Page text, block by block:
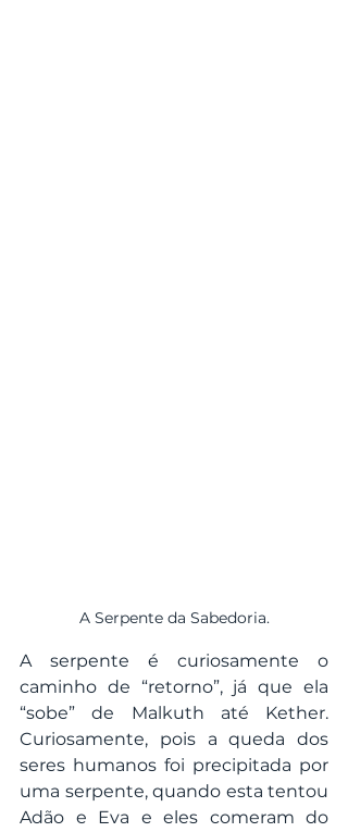
A Serpente da Sabedoria.
A serpente é curiosamente o
caminho de “retorno”, já que ela
“sobe” de Malkuth até Kether.
Curiosamente, pois a queda dos
seres humanos foi precipitada por
uma serpente, quando esta tentou
Adão e Eva e eles comeram do